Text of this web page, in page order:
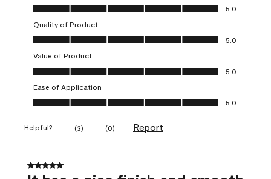
Overall Appearance, 5.0 out of 5
5.0
Quality of Product
Quality of Product, 5.0 out of 5
5.0
Value of Product
Value of Product, 5.0 out of 5
5.0
Ease of Application
Ease of Application, 5.0 out of 5
5.0
Helpful? (3) (0) Report
5 out of 5 stars.